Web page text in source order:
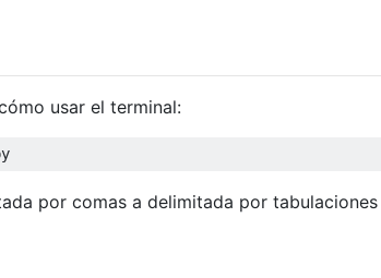
usar el terminal:
por comas a delimitada por